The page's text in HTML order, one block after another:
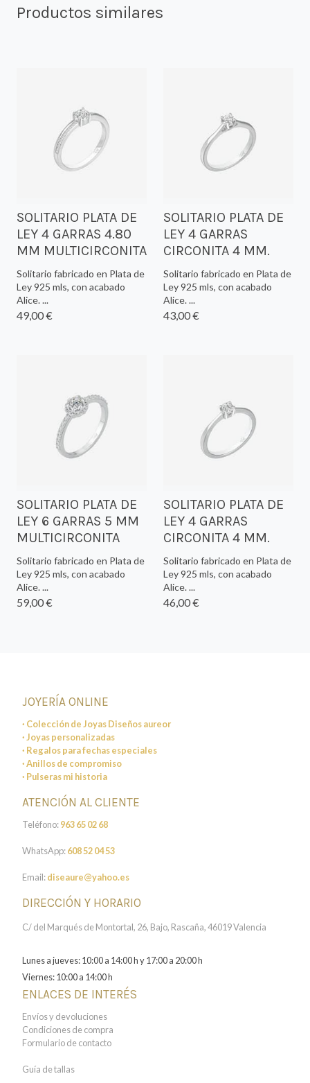
Productos similares
SOLITARIO PLATA DE
LEY 4 GARRAS 4.80
MM MULTICIRCONITA
Solitario fabricado en Plata de
Ley 925 mls, con acabado
Alice. ...
49,00 €
SOLITARIO PLATA DE
LEY 4 GARRAS
CIRCONITA 4 MM.
Solitario fabricado en Plata de
Ley 925 mls, con acabado
Alice. ...
43,00 €
SOLITARIO PLATA DE
LEY 6 GARRAS 5 MM
MULTICIRCONITA
Solitario fabricado en Plata de
Ley 925 mls, con acabado
Alice. ...
59,00 €
SOLITARIO PLATA DE
LEY 4 GARRAS
CIRCONITA 4 MM.
Solitario fabricado en Plata de
Ley 925 mls, con acabado
Alice. ...
46,00 €
JOYERÍA ONLINE
· Colección de Joyas Diseños aureor
· Joyas personalizadas
· Regalos para fechas especiales
· Anillos de compromiso
· Pulseras mi historia
ATENCIÓN AL CLIENTE
Teléfono:963 65 02 68
WhatsApp:608 52 04 53
Email:diseaure@yahoo.es
DIRECCIÓN Y HORARIO
C/ del Marqués de Montortal, 26, Bajo, Rascaña, 46019 Valencia
Lunes a jueves: 10:00 a 14:00 h y 17:00 a 20:00 h
Viernes: 10:00 a 14:00 h
ENLACES DE INTERÉS
Envíos y devoluciones
Condiciones de compra
Formulario de contacto
Guía de tallas